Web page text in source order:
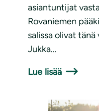
asiantuntijat
Rovaniemen
salissa olivat
Jukka...
Lue lisää